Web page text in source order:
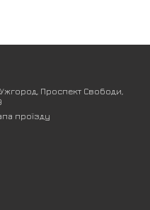
Проспект Свободи,
проїзду